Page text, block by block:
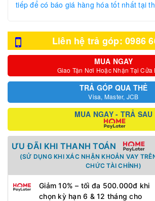
tiếp để có báo giá hàng hóa tốt nhất tại
Liên hệ trả góp: 0986
MUA NGAY
Giao Tận Nơi Hoặc Nhận Tại Cửa
TRẢ GÓP QUA THẺ
Visa, Master, JCB
MUA NGAY - TRẢ SAU
ƯU ĐÃI KHI THANH TOÁN
(SỬ DỤNG KHI XÁC NHẬN KHOẢN VAY
CHỨC TÀI CHÍNH)
Giảm 10% – tối đa 500.000đ khi
chọn kỳ hạn 6 & 12 tháng cho